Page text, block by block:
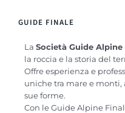
GUIDE FINALE
La Società Guide Alpine
la roccia e la storia del
Offre esperienza e
uniche tra mare e monti,
sue forme.
Con le Guide Alpine